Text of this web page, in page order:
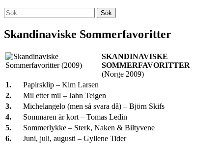
Search
Sök
efter:
[label]
Skandinaviske Sommerfavoritter
SKANDINAVISKE
SOMMERFAVORITTER
(Norge 2009)
1.
Papirsklip – Kim Larsen
2.
Mil etter mil – Jahn Teigen
3. Michelangelo (men så svara då) – Björn Skifs
4. Sommaren är kort – Tomas Ledin
5.
Sommerlykke – Sterk, Naken & Biltyvene
6.
Juni, juli, augusti – Gyllene Tider